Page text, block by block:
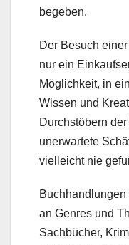
begeben.
Der Besuch
nur ein
Möglichkeit, in
Wissen und
Durchstöbern
unerwartete
vielleicht nie
an Genres und
Sachbücher,